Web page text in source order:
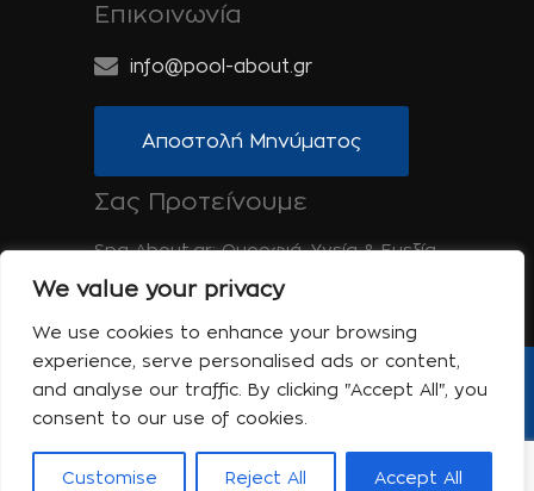
We value your privacy
We use cookies to enhance your browsing
experience, serve personalised ads or content,
and analyse our traffic. By clicking "Accept All", you
consent to our use of cookies.
Customise Reject All Accept All
Επικοινωνία
info@pool-about.gr
Αποστολή Μηνύματος
Σας Προτείνουμε
Spa-About.gr: Ομορφιά, Υγεία & Ευεξία
Tinos-About.gr: Ανακαλύψτε την Τήνο
Copyright © 2017 Pool About | Powered
by Shell-iT
Η εταιρεία Επικοινωνία
Όροι Χρήσης
Πολιτική Απορρήτου